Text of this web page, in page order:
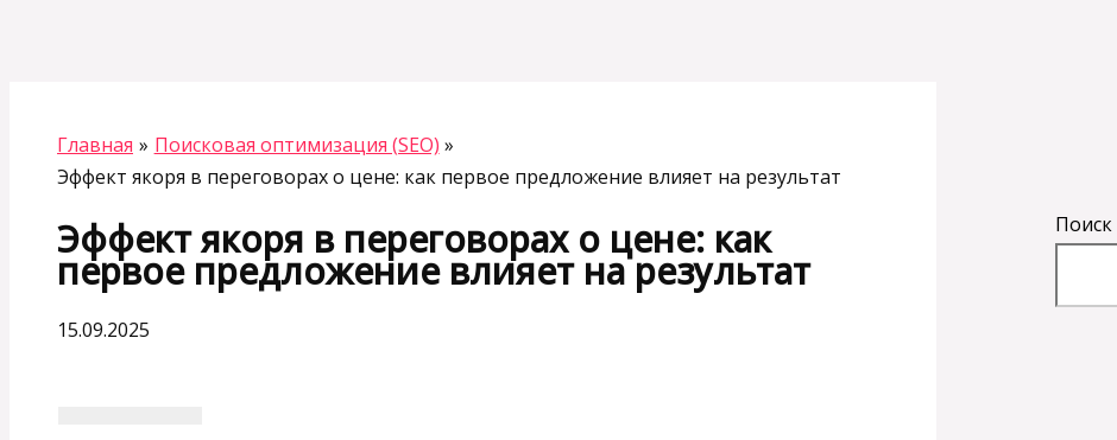
Главная
Поисковая оптимизация (SEO)
Эффект якоря в переговорах о цене: как первое предложение влияет на результат
Эффект якоря в переговорах о цене: как
первое предложение влияет на результат
15.09.2025
Поиск